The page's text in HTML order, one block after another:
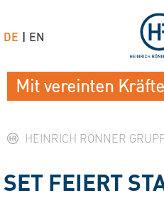
HEINRICH RÖNNER
SET FEIERT
Mit vereinten
DE EN